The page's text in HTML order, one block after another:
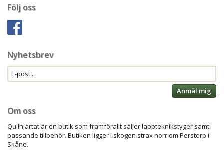
Följ oss
Nyhetsbrev
Anmäl mig
Om oss
Quilhjärtat är en butik som framförallt säljer lappteknikstyger samt
passande tillbehör. Butiken ligger i skogen strax norr om Perstorp i
Skåne.